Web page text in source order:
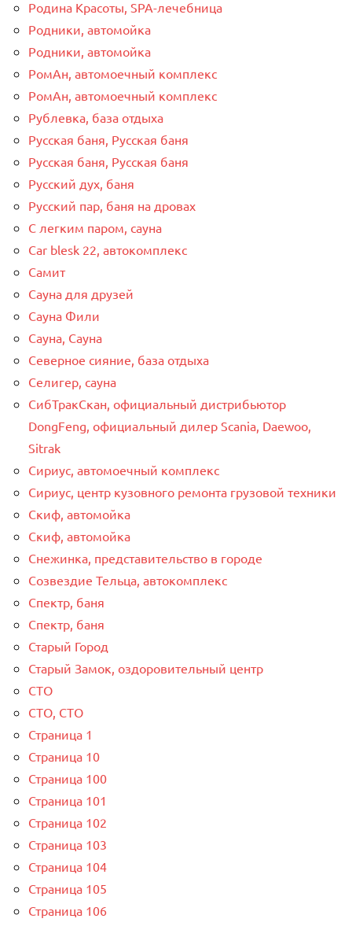
Родина Красоты, SPA-лечебница
Родники, автомойка
Родники, автомойка
РомАн, автомоечный комплекс
РомАн, автомоечный комплекс
Рублевка, база отдыха
Русская баня, Русская баня
Русская баня, Русская баня
Русский дух, баня
Русский пар, баня на дровах
С легким паром, сауна
Сar blesk 22, автокомплекс
Самит
Сауна для друзей
Сауна Фили
Сауна, Сауна
Северное сияние, база отдыха
Селигер, сауна
СибТракСкан, официальный дистрибьютор
DongFeng, официальный дилер Scania, Daewoo,
Sitrak
Сириус, автомоечный комплекс
Сириус, центр кузовного ремонта грузовой техники
Скиф, автомойка
Скиф, автомойка
Снежинка, представительство в городе
Созвездие Тельца, автокомплекс
Спектр, баня
Спектр, баня
Старый Город
Старый Замок, оздоровительный центр
СТО
СТО, СТО
Страница 1
Страница 10
Страница 100
Страница 101
Страница 102
Страница 103
Страница 104
Страница 105
Страница 106